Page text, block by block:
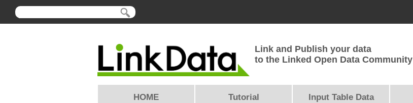
Link and Publish your data
to the Linked Open Data Community
HOME Tutorial Input Table Data